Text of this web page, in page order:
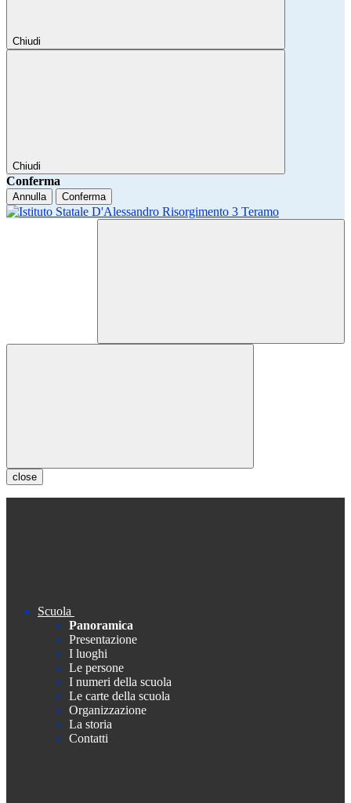
Chiudi
Chiudi
Conferma
Annulla Conferma
close
Scuola
Panoramica
Presentazione
I luoghi
Le persone
I numeri della scuola
Le carte della scuola
Organizzazione
La storia
Contatti